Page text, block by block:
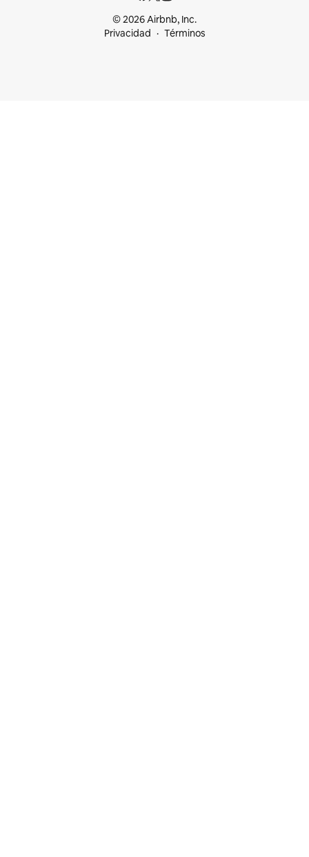
© 2026 Airbnb, Inc.
Privacidad
Términos